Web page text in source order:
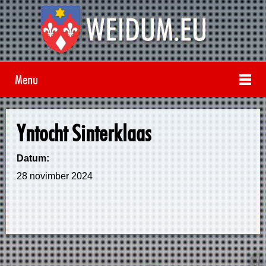
Menu
Yntocht Sinterklaas
Datum:
28 novimber 2024